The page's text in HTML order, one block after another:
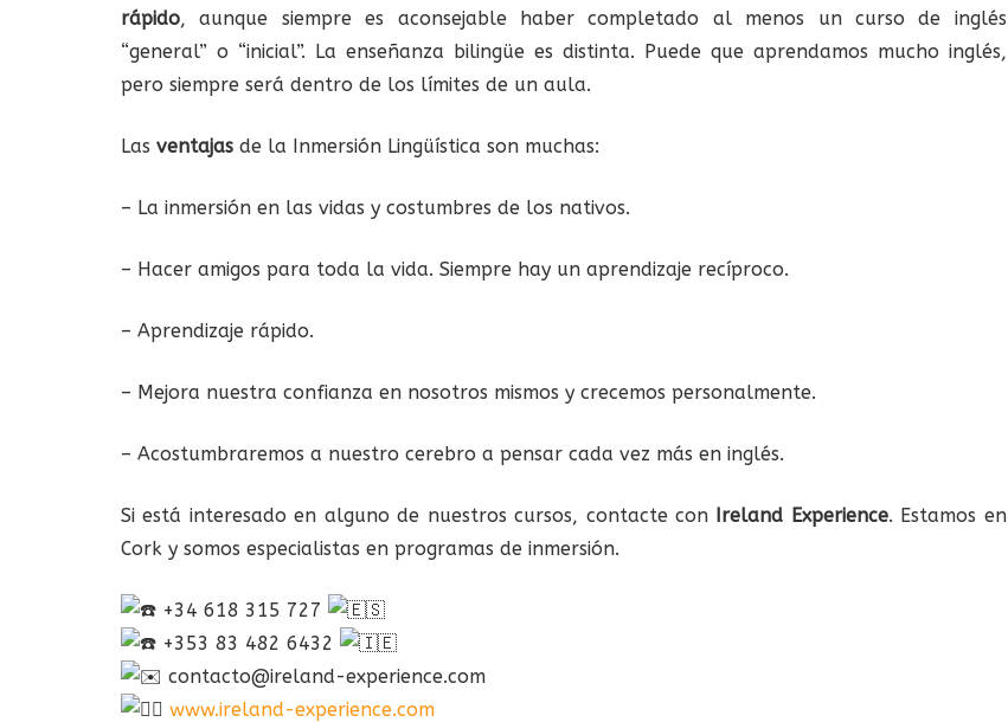
rápido, aunque siempre es aconsejable haber completado al menos un curso de inglés
“general” o “inicial”. La enseñanza bilingüe es distinta. Puede que aprendamos mucho inglés,
pero siempre será dentro de los límites de un aula.
Las ventajas de la Inmersión Lingüística son muchas:
– La inmersión en las vidas y costumbres de los nativos.
– Hacer amigos para toda la vida. Siempre hay un aprendizaje recíproco.
– Aprendizaje rápido.
– Mejora nuestra confianza en nosotros mismos y crecemos personalmente.
– Acostumbraremos a nuestro cerebro a pensar cada vez más en inglés.
Si está interesado en alguno de nuestros cursos, contacte con Ireland Experience. Estamos en
Cork y somos especialistas en programas de inmersión.
+34 618 315 727
+353 83 482 6432
contacto@ireland-experience.com
www.ireland-experience.com